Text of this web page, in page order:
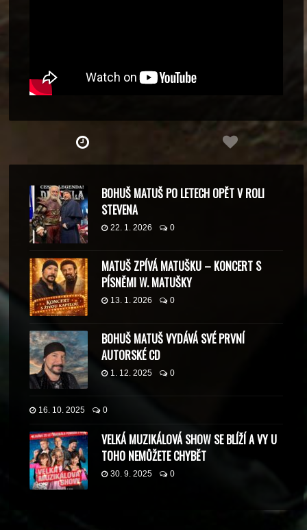
BOHUŠ MATUŠ PO LETECH OPĚT V ROLI
STEVENA
22. 1. 2026 0
MATUŠ ZPÍVÁ MATUŠKU – KONCERT S
PÍSNĚMI W. MATUŠKY
13. 1. 2026 0
BOHUŠ MATUŠ VYDÁVÁ SVÉ PRVNÍ
AUTORSKÉ CD
1. 12. 2025 0
16. 10. 2025 0
VELKÁ MUZIKÁLOVÁ SHOW SE BLÍŽÍ A VY U
TOHO NEMŮŽETE CHYBĚT
30. 9. 2025 0